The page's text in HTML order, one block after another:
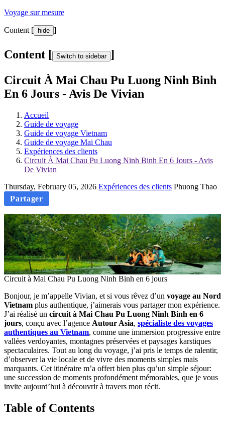
Voyage sur mesure
Content [ hide ]
Content [ Switch to sidebar ]
Circuit À Mai Chau Pu Luong Ninh Binh
En 6 Jours - Avis De Vivian
Accueil
Guide de voyage
Guide de voyage Vietnam
Guide de voyage Mai Chau
Expériences des clients
Circuit À Mai Chau Pu Luong Ninh Binh En 6 Jours - Avis
De Vivian
Thursday, February 05, 2026 Expériences des clients Phuong Thao
Partager
Circuit à Mai Chau Pu Luong Ninh Binh en 6 jours
Bonjour, je m’appelle Vivian, et si vous rêvez d’un voyage au Nord
Vietnam plus authentique, j’aimerais vous partager mon expérience.
J’ai réalisé un circuit à Mai Chau Pu Luong Ninh Binh en 6
jours, conçu avec l’agence Autour Asia, spécialiste des voyages
authentiques au Vietnam, comme une immersion progressive entre
vallées verdoyantes, montagnes préservées et paysages karstiques
spectaculaires. Tout au long du voyage, j’ai pris le temps de ralentir,
d’observer la vie locale et de vivre des moments simples mais
marquants. Cet itinéraire m’a offert bien plus qu’un simple séjour:
une succession de moments profondément mémorables, que je vous
invite aujourd’hui à découvrir à travers mon récit.
Table of Contents